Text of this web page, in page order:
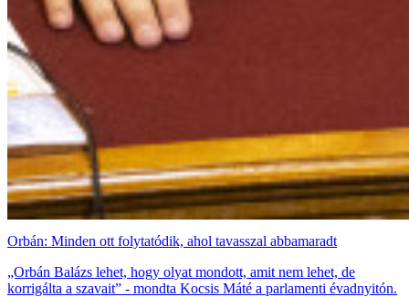
Orbán: Minden ott folytatódik, ahol tavasszal abbamaradt
„Orbán Balázs lehet, hogy olyat mondott, amit nem lehet, de
korrigálta a szavait” - mondta Kocsis Máté a parlamenti évadnyitón.